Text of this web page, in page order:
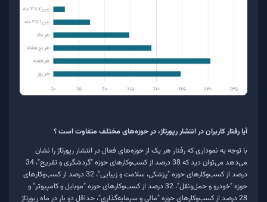
آیا رفتار کاربران در انتشار رپورتاژ، در حوزه‌های مختلف متفاوت است ؟
با توجه به نموداری که رفتار هر یک از حوزه‌های فعال در انتشار رپورتاژ را نشان
می‌دهد می‌توان دید که 38 درصد از کسب‌وکارهای حوزه "گردشگری و تفریح"، 34
درصد از کسب‌وکارهای حوزه "پزشکی، سلامت و زیبایی"، 32 درصد از کسب‌وکارهای
حوزه "خودرو و حمل‌ونقل"، 32 درصد از کسب‌وکارهای حوزه "موبایل و کامپیوتر" و
28 درصد از کسب‌وکارهای حوزه "مالی و سرمایه‌گذاری"، حداقل دو بار در ماه رپورتاژ